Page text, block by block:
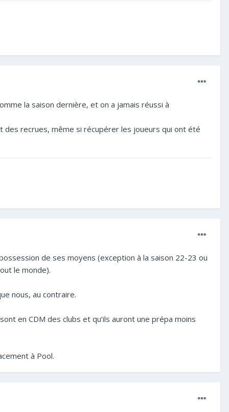
la saison dernière, et on a jamais réussi à
des recrues, même si récupérer les joueurs qui ont été
de ses moyens (exception à la saison 22-23 ou
le monde).
nous, au contraire.
en CDM des clubs et qu’ils auront une prépa moins
à Pool.